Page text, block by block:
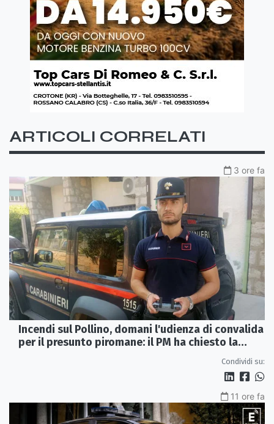
ARTICOLI CORRELATI
3 ore fa
Incendi sul Pollino, domani l'udienza di convalida
per il presunto piromane: il PM ha chiesto la
Condividi su:
11 ore fa